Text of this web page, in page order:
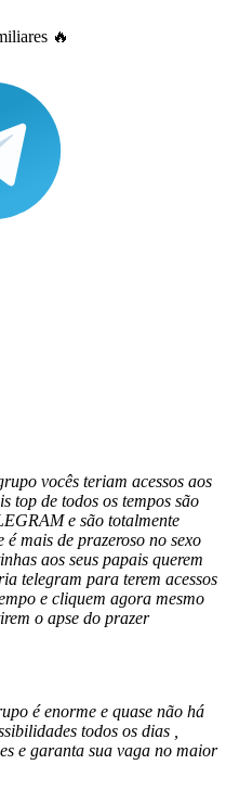
🔥
vocês teriam acessos aos
top de todos os tempos são
e são totalmente
mais de prazeroso no sexo
aos seus papais querem
telegram para terem acessos
e cliquem agora mesmo
o apse do prazer
é enorme e quase não há
todos os dias ,
e garanta sua vaga no maior